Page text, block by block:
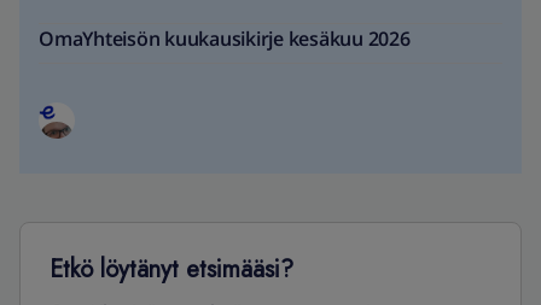
OmaYhteisön kuukausikirje kesäkuu 2026
Etkö löytänyt etsimääsi?